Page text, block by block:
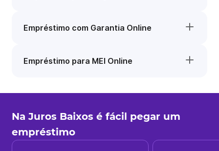
Empréstimo com Garantia Online
Empréstimo para MEI Online
Na Juros Baixos é fácil pegar um
empréstimo